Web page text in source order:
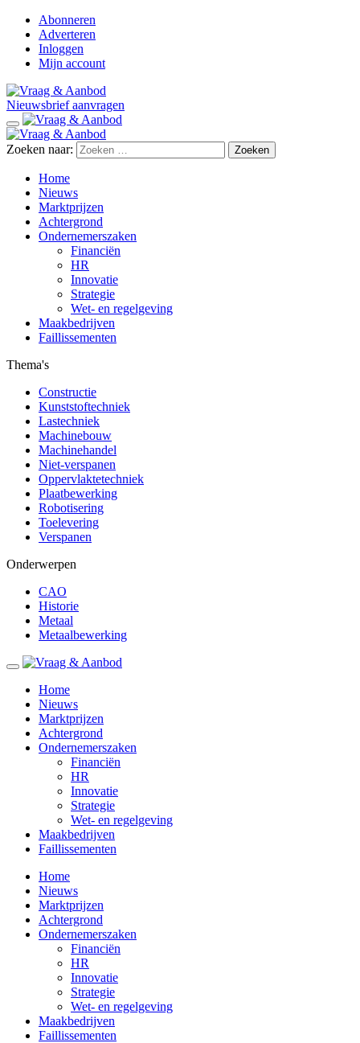
Abonneren
Adverteren
Inloggen
Mijn account
Nieuwsbrief aanvragen
Zoeken naar:
Home
Nieuws
Marktprijzen
Achtergrond
Ondernemerszaken
Financiën
HR
Innovatie
Strategie
Wet- en regelgeving
Maakbedrijven
Faillissementen
Thema's
Constructie
Kunststoftechniek
Lastechniek
Machinebouw
Machinehandel
Niet-verspanen
Oppervlaktetechniek
Plaatbewerking
Robotisering
Toelevering
Verspanen
Onderwerpen
CAO
Historie
Metaal
Metaalbewerking
Home
Nieuws
Marktprijzen
Achtergrond
Ondernemerszaken
Financiën
HR
Innovatie
Strategie
Wet- en regelgeving
Maakbedrijven
Faillissementen
Home
Nieuws
Marktprijzen
Achtergrond
Ondernemerszaken
Financiën
HR
Innovatie
Strategie
Wet- en regelgeving
Maakbedrijven
Faillissementen